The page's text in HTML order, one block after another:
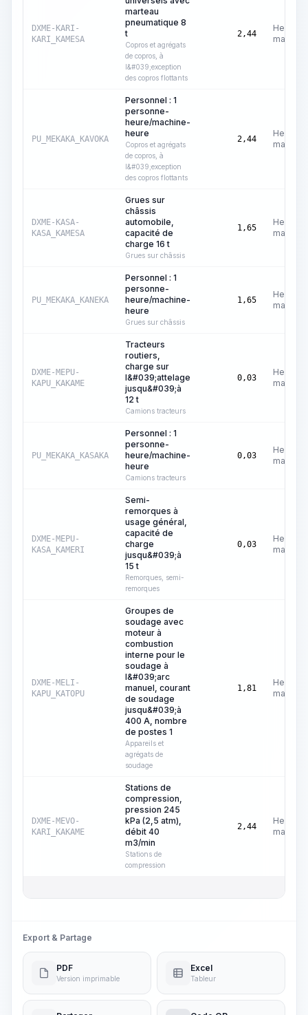
DXME-KARI-
KARI_KAMESA
marteau
pneumatique 8
t
Copros et agrégats
de copros, à
l&#039;exception
des copros flottants
2,44
Heures
machine
PU_MEKAKA_KAVOKA
Personnel : 1
personne-
heure/machine-
heure
Copros et agrégats
de copros, à
l&#039;exception
des copros flottants
2,44
Heures
machine
DXME-KASA-
KASA_KAMESA
Grues sur
châssis
automobile,
capacité de
charge 16 t
Grues sur châssis
1,65
Heures
machine
PU_MEKAKA_KANEKA
Personnel : 1
personne-
heure/machine-
heure
Grues sur châssis
1,65
Heures
machine
DXME-MEPU-
KAPU_KAKAME
Tracteurs
routiers,
charge sur
l&#039;attelage
jusqu&#039;à
12 t
Camions tracteurs
0,03
Heures
machine
PU_MEKAKA_KASAKA
Personnel : 1
personne-
heure/machine-
heure
Camions tracteurs
0,03
Heures
machine
DXME-MEPU-
KASA_KAMERI
Semi-
remorques à
usage général,
capacité de
charge
jusqu&#039;à
15 t
Remorques, semi-
remorques
0,03
Heures
machine
DXME-MELI-
KAPU_KATOPU
Groupes de
soudage avec
moteur à
combustion
interne pour le
soudage à
l&#039;arc
manuel, courant
de soudage
jusqu&#039;à
400 A, nombre
de postes 1
Appareils et
agrégats de
soudage
1,81
Heures
machine
DXME-MEVO-
KARI_KAKAME
Stations de
compression,
pression 245
kPa (2,5 atm),
débit 40
m3/min
Stations de
compression
2,44
Heures
machine
Export & Partage
PDF
Version imprimable
Excel
Tableur